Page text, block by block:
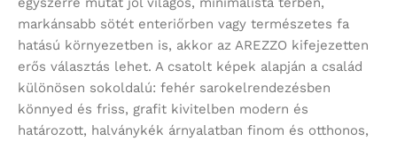
markánsabb sötét enteriőrben vagy természetes fa
hatású környezetben is, akkor az AREZZO kifejezetten
erős választás lehet. A csatolt képek alapján a család
különösen sokoldalú: fehér sarokelrendezésben
könnyed és friss, grafit kivitelben modern és
határozott, halványkék árnyalatban finom és otthonos,